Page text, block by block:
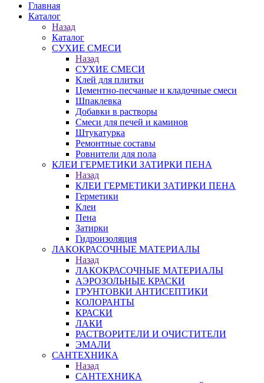
Главная
Каталог
Назад
Каталог
СУХИЕ СМЕСИ
Назад
СУХИЕ СМЕСИ
Клей для плитки
Цементно-песчаные и кладочные смеси
Шпаклевка
Добавки в растворы
Смеси для печей и каминов
Штукатурка
Ремонтные составы
Ровнители для пола
КЛЕИ ГЕРМЕТИКИ ЗАТИРКИ ПЕНА
Назад
КЛЕИ ГЕРМЕТИКИ ЗАТИРКИ ПЕНА
Герметики
Клеи
Пена
Затирки
Гидроизоляция
ЛАКОКРАСОЧНЫЕ МАТЕРИАЛЫ
Назад
ЛАКОКРАСОЧНЫЕ МАТЕРИАЛЫ
АЭРОЗОЛЬНЫЕ КРАСКИ
ГРУНТОВКИ АНТИСЕПТИКИ
КОЛОРАНТЫ
КРАСКИ
ЛАКИ
РАСТВОРИТЕЛИ И ОЧИСТИТЕЛИ
ЭМАЛИ
САНТЕХНИКА
Назад
САНТЕХНИКА